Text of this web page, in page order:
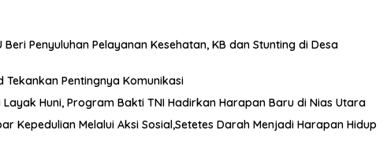
Beri Penyuluhan Pelayanan Kesehatan, KB dan Stunting di Desa
Tekankan Pentingnya Komunikasi
Layak Huni, Program Bakti TNI Hadirkan Harapan Baru di Nias Utara
Kepedulian Melalui Aksi Sosial,Setetes Darah Menjadi Harapan Hidup